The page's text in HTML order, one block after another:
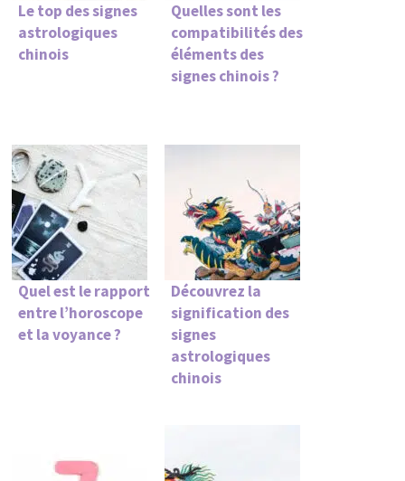
Le top des signes
astrologiques
chinois
Quelles sont les
compatibilités des
éléments des
signes chinois ?
Quel est le rapport
entre l’horoscope
et la voyance ?
Découvrez la
signification des
signes
astrologiques
chinois